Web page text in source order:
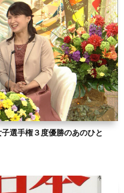
選手権３度優勝のあのひと